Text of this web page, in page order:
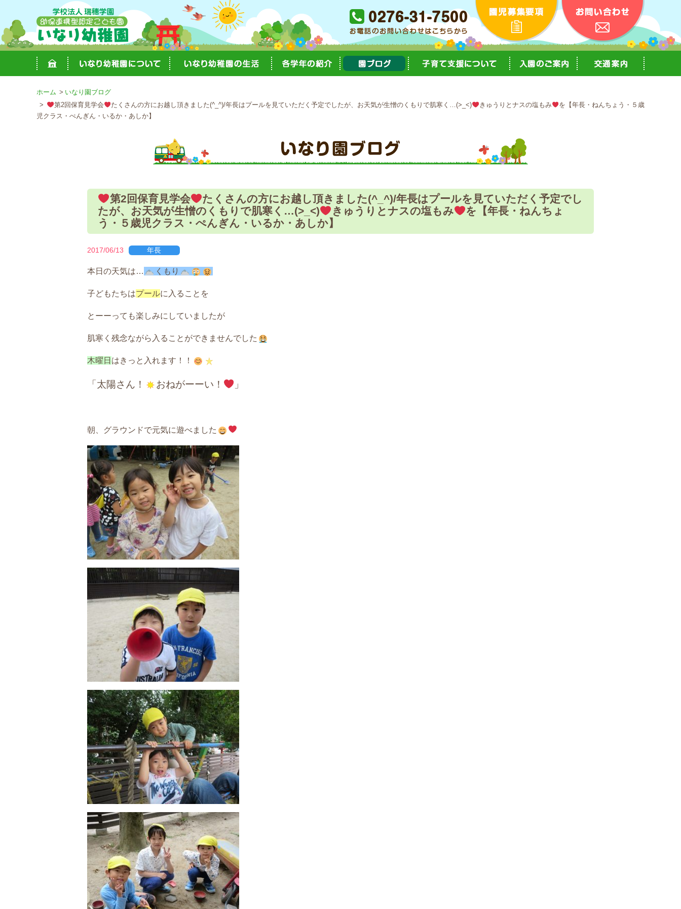
ホーム
いなり園ブログ
第2回保育見学会
たくさんの方にお越し頂きました(^_^)/年長はプールを見ていただく予定でしたが、お天気が生憎のくもりで肌寒く…(>_<) きゅうりとナスの塩もみ
を【年長・ねんちょう・５歳
児クラス・ぺんぎん・いるか・あしか】
第2回保育見学会
たくさんの方にお越し頂きました(^_^)/年長はプールを見ていただく予定でし
たが、お天気が生憎のくもりで肌寒く…(>_<)
きゅうりとナスの塩もみ
を【年長・ねんちょ
う・５歳児クラス・ぺんぎん・いるか・あしか】
2017/06/13 年長
本日の天気は… くもり
子どもたちはプールに入ることを
とーーっても楽しみにしていましたが
肌寒く残念ながら入ることができませんでした
木曜日 はきっと入れます！！
「太陽さん！ おねがーーい！ 」
朝、グラウンドで元気に遊べました